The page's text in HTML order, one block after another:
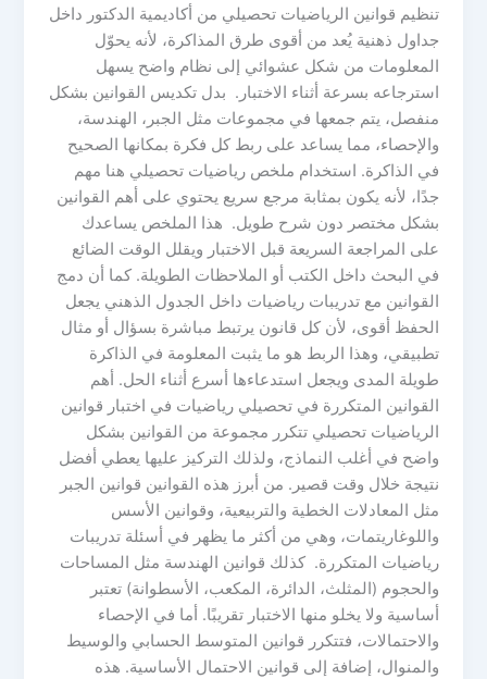
تنظيم قوانين الرياضيات تحصيلي من أكاديمية الدكتور داخل
جداول ذهنية يُعد من أقوى طرق المذاكرة، لأنه يحوّل
المعلومات من شكل عشوائي إلى نظام واضح يسهل
استرجاعه بسرعة أثناء الاختبار. بدل تكديس القوانين بشكل
منفصل، يتم جمعها في مجموعات مثل الجبر، الهندسة،
والإحصاء، مما يساعد على ربط كل فكرة بمكانها الصحيح
في الذاكرة. استخدام ملخص رياضيات تحصيلي هنا مهم
جدًا، لأنه يكون بمثابة مرجع سريع يحتوي على أهم القوانين
بشكل مختصر دون شرح طويل. هذا الملخص يساعدك
على المراجعة السريعة قبل الاختبار ويقلل الوقت الضائع
في البحث داخل الكتب أو الملاحظات الطويلة. كما أن دمج
القوانين مع تدريبات رياضيات داخل الجدول الذهني يجعل
الحفظ أقوى، لأن كل قانون يرتبط مباشرة بسؤال أو مثال
تطبيقي، وهذا الربط هو ما يثبت المعلومة في الذاكرة
طويلة المدى ويجعل استدعاءها أسرع أثناء الحل. أهم
القوانين المتكررة في تحصيلي رياضيات في اختبار قوانين
الرياضيات تحصيلي تتكرر مجموعة من القوانين بشكل
واضح في أغلب النماذج، ولذلك التركيز عليها يعطي أفضل
نتيجة خلال وقت قصير. من أبرز هذه القوانين قوانين الجبر
مثل المعادلات الخطية والتربيعية، وقوانين الأسس
واللوغاريتمات، وهي من أكثر ما يظهر في أسئلة تدريبات
رياضيات المتكررة. كذلك قوانين الهندسة مثل المساحات
والحجوم (المثلث، الدائرة، المكعب، الأسطوانة) تعتبر
أساسية ولا يخلو منها الاختبار تقريبًا. أما في الإحصاء
والاحتمالات، فتتكرر قوانين المتوسط الحسابي والوسيط
والمنوال، إضافة إلى قوانين الاحتمال الأساسية. هذه